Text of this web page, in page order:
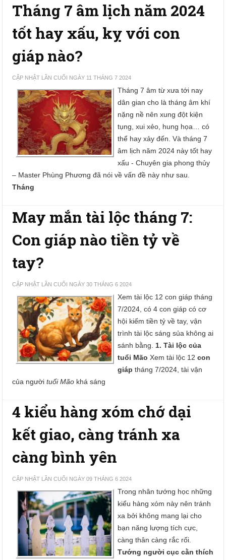
Tháng 7 âm lịch năm 2024
tốt hay xấu, kỵ với con
giáp nào?
CẬP NHẬT LẦN CUỐI NGÀY 11 THÁNG 7 2024
Tháng 7 âm từ xưa tới nay
dân gian cho là tháng âm khí
nặng nề nên xung đột kiện
tụng, xui xẻo, hung họa… có
thể hay xảy đến. Và tháng 7
âm lịch năm 2024 này tốt hay
xấu - Chuyên gia phong thủy
– Master Phùng Phương đã nói về vấn đề này như sau.
Tháng
May mắn tài lộc tháng 7:
Con giáp nào tiền tỷ về
tay?
CẬP NHẬT LẦN CUỐI NGÀY 30 THÁNG 6 2024
Xem tài lộc 12 con giáp tháng
7/2024, có 4 con giáp có cơ
hội kiếm tiền tỷ về tay, vận
trình tài lộc sáng sủa không ai
sánh bằng. 1. Tài lộc của
tuổi Mão Xem tài lộc 12con
giáp tháng 7/2024, tài vận
của ngườituổi Mão khá sáng
4 kiểu hàng xóm chớ dại
kết giao, càng tránh xa
càng bình yên
CẬP NHẬT LẦN CUỐI NGÀY 09 THÁNG 6 2024
Trong nhân tướng học những
kiểu hàng xóm này nên tránh
xa bởi không mang lại cho
bạn năng lượng tích cực,
càng thân càng rắc rối.
Tướng người cục cằn thích